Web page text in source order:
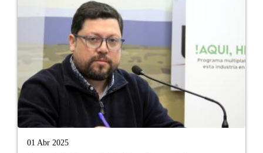
01 Abr 2025